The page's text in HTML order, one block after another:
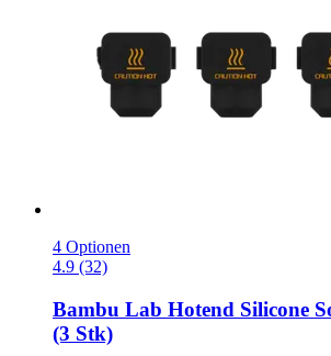
4 Optionen
4.9 (32)
Bambu Lab Hotend Silicone
(3 Stk)